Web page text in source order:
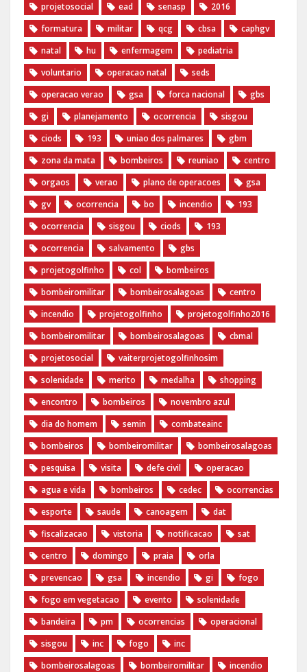
projetosocial
ead senasp
2016
formatura
militar qcg cbsa
caphgv
natal
hu enfermagem
pediatria
voluntario
operacao natal
seds
operacao verao
gsa forca nacional
gbs
gi
planejamento ocorrencia
sisgou
ciods
193 uniao dos palmares
gbm
zona da mata
bombeiros reuniao
centro
orgaos
verao plano de operacoes
gsa
gv
ocorrencia bo incendio
193
ocorrencia
sisgou ciods
193
ocorrencia
salvamento
gbs
projetogolfinho
col
bombeiros
bombeiromilitar
bombeirosalagoas
centro
incendio
‪projetogolfinho‬
‎projetogolfinho2016
‎bombeiromilitar‬
‎bombeirosalagoas‬
‎cbmal‬
‎projetosocial‬‪
vaiterprojetogolfinhosim‬
solenidade
merito medalha
shopping
encontro
bombeiros
novembro azul
dia do homem
semin
combateainc
bombeiros
bombeiromilitar
bombeirosalagoas
pesquisa
visita defe civil
operacao
agua e vida
bombeiros cedec
ocorrencias
esporte
saude canoagem
dat
fiscalizacao
vistoria notificacao
sat
centro
domingo praia
orla
prevencao
gsa incendio gi
fogo
fogo em vegetacao
evento
solenidade
bandeira
pm ocorrencias
operacional
sisgou
inc fogo
inc
bombeirosalagoas
bombeiromilitar
incendio